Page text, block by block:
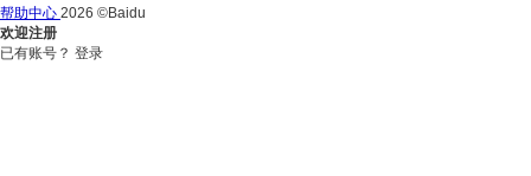
帮助中心 2026 ©Baidu
欢迎注册
已有账号？ 登录